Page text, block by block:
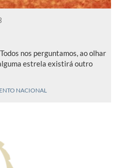
nos perguntamos, ao olhar
estrela existirá outro
NACIONAL